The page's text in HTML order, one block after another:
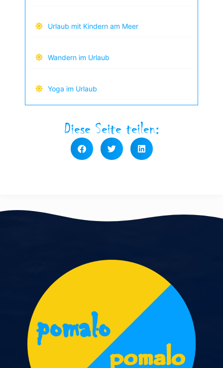
Urlaub mit Kindern am Meer
Wandern im Urlaub
Yoga im Urlaub
Diese Seite teilen: